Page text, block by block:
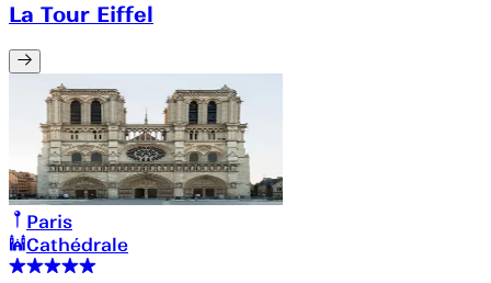
La Tour Eiffel
Paris
Cathédrale